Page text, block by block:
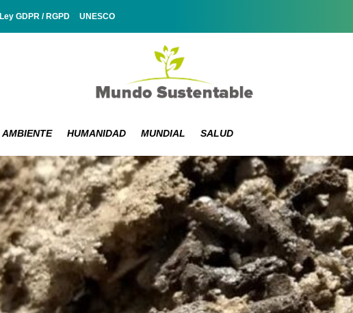
Ley GDPR / RGPD UNESCO
AMBIENTE HUMANIDAD MUNDIAL SALUD